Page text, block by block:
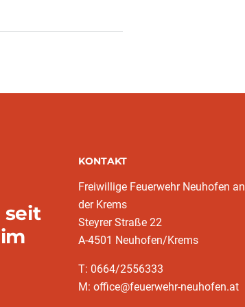
seit
KONTAKT
Freiwillige Feuerwehr Neuhofen an
der Krems
Steyrer Straße 22
A-4501 Neuhofen/Krems
T: 0664/2556333
M: office@feuerwehr-neuhofen.at